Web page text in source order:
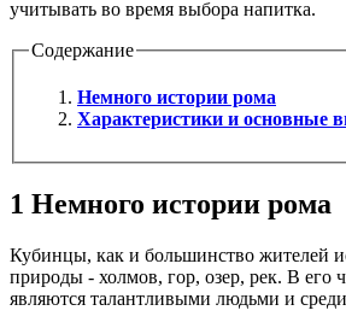
учитывать во время выбора напитка.
Содержание
Немного истории рома
Характеристики и основные
1 Немного истории рома
Кубинцы, как и большинство жителей
природы - холмов, гор, озер, рек. В его
являются талантливыми людьми и